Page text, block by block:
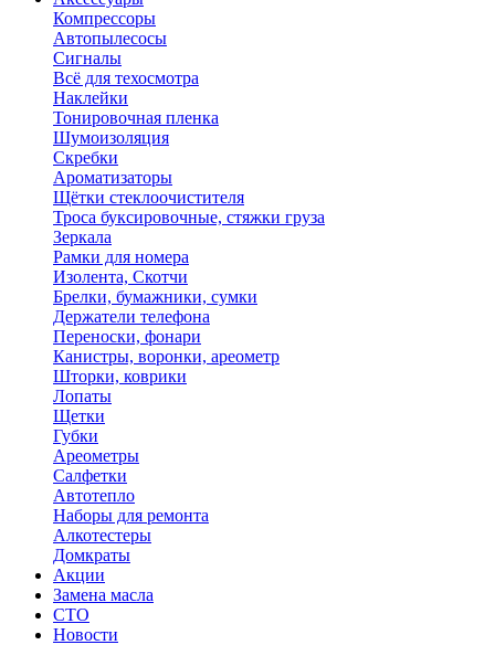
Компрессоры
Автопылесосы
Сигналы
Всё для техосмотра
Наклейки
Тонировочная пленка
Шумоизоляция
Скребки
Ароматизаторы
Щётки стеклоочистителя
Троса буксировочные, стяжки груза
Зеркала
Рамки для номера
Изолента, Скотчи
Брелки, бумажники, сумки
Держатели телефона
Переноски, фонари
Канистры, воронки, ареометр
Шторки, коврики
Лопаты
Щетки
Губки
Ареометры
Салфетки
Автотепло
Наборы для ремонта
Алкотестеры
Домкраты
Акции
Замена масла
СТО
Новости